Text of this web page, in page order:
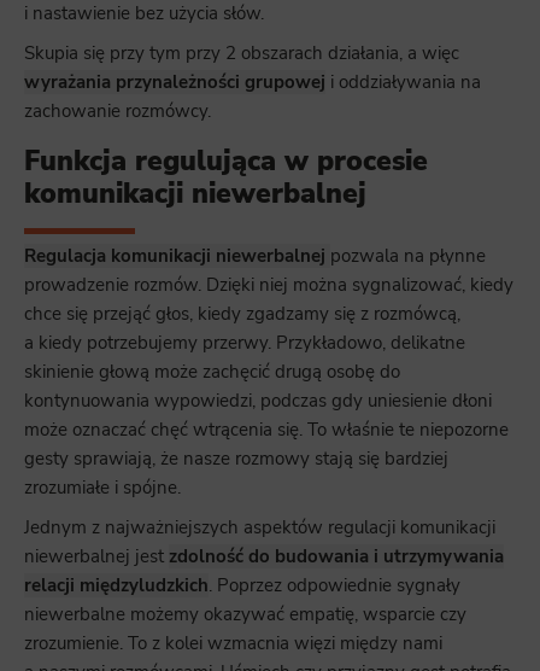
i nastawienie bez użycia słów.
Skupia się przy tym przy 2 obszarach działania, a więc
wyrażania przynależności grupowej i oddziaływania na
zachowanie rozmówcy.
Funkcja regulująca w procesie
komunikacji niewerbalnej
Regulacja komunikacji niewerbalnej pozwala na płynne
prowadzenie rozmów. Dzięki niej można sygnalizować, kiedy
chce się przejąć głos, kiedy zgadzamy się z rozmówcą,
a kiedy potrzebujemy przerwy. Przykładowo, delikatne
skinienie głową może zachęcić drugą osobę do
kontynuowania wypowiedzi, podczas gdy uniesienie dłoni
może oznaczać chęć wtrącenia się. To właśnie te niepozorne
gesty sprawiają, że nasze rozmowy stają się bardziej
zrozumiałe i spójne.
Jednym z najważniejszych aspektów regulacji komunikacji
niewerbalnej jest zdolność do budowania i utrzymywania
relacji międzyludzkich. Poprzez odpowiednie sygnały
niewerbalne możemy okazywać empatię, wsparcie czy
zrozumienie. To z kolei wzmacnia więzi między nami